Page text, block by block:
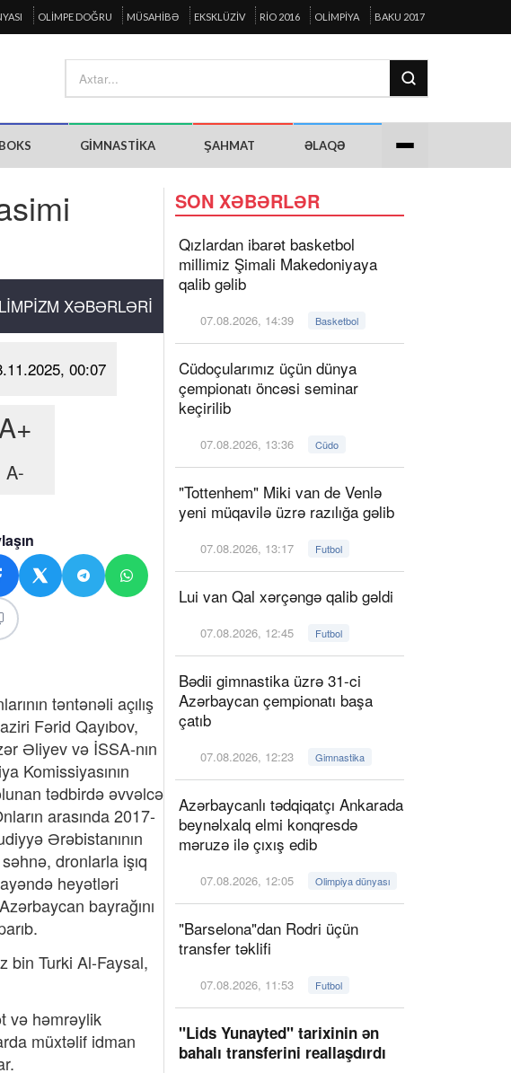
OLIMPE DOĞRU MÜSAHIBƏ EKSKLÜZIV RIO 2016 OLIMPIYA BAKU 2017
BOKS GIMNASTIKA ŞAHMAT ƏLAQƏ
XƏBƏRLƏRI
00:07
A-
təntənəli açılış
Fərid Qayıbov,
Əliyev və İSSA-nın
Komissiyasının
tədbirdə əvvəlcə
arasında 2017-
Ərəbistanının
dronlarla işıq
heyətləri
bayrağını
bin Turki Al-Faysal,
və həmrəylik
müxtəlif idman
SON XƏBƏRLƏR
Qızlardan ibarət basketbol
millimiz Şimali Makedoniyaya
qalib gəlib
07.08.2026, 14:39 Basketbol
Cüdoçularımız üçün dünya
çempionatı öncəsi seminar
keçirilib
07.08.2026, 13:36 Cüdo
"Tottenhem" Miki van de Venlə
yeni müqavilə üzrə razılığa gəlib
07.08.2026, 13:17 Futbol
Lui van Qal xərçəngə qalib gəldi
07.08.2026, 12:45 Futbol
Bədii gimnastika üzrə 31-ci
Azərbaycan çempionatı başa
çatıb
07.08.2026, 12:23 Gimnastika
Azərbaycanlı tədqiqatçı Ankarada
beynəlxalq elmi konqresdə
məruzə ilə çıxış edib
07.08.2026, 12:05 Olimpiya dünyası
"Barselona"dan Rodri üçün
transfer təklifi
07.08.2026, 11:53 Futbol
"Lids Yunayted" tarixinin ən
bahalı transferini reallaşdırdı